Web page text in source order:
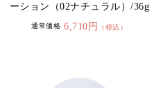
ーション（02ナチュラル）/36g
通常価格 6,710円 （税込）